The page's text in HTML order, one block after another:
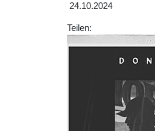
24.10.2024
Teilen: